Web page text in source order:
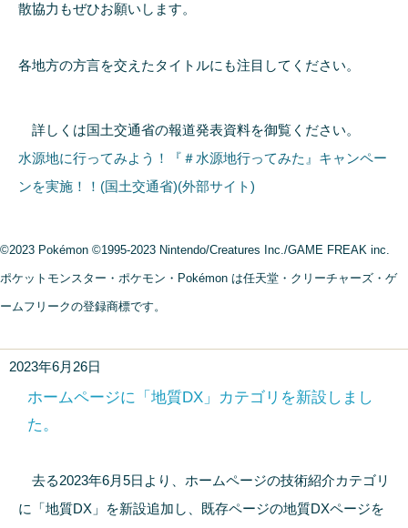
散協力もぜひお願いします。
各地方の方言を交えたタイトルにも注目してください。
詳しくは国土交通省の報道発表資料を御覧ください。
水源地に行ってみよう！『＃水源地行ってみた』キャンペー
ンを実施！！(国土交通省)(外部サイト)
©2023 Pokémon ©1995-2023 Nintendo/Creatures Inc./GAME FREAK inc.
ポケットモンスター・ポケモン・Pokémon は任天堂・クリーチャーズ・ゲ
ームフリークの登録商標です。
2023年6月26日
ホームページに「地質DX」カテゴリを新設しまし
た。
去る2023年6月5日より、ホームページの技術紹介カテゴリ
に「地質DX」を新設追加し、既存ページの地質DXページを